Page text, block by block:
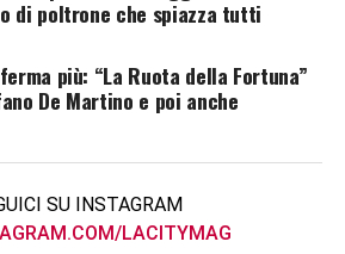
di poltrone che spiazza tutti
più: “La Ruota della Fortuna”
De Martino e poi anche
SU INSTAGRAM
LACITYMAG